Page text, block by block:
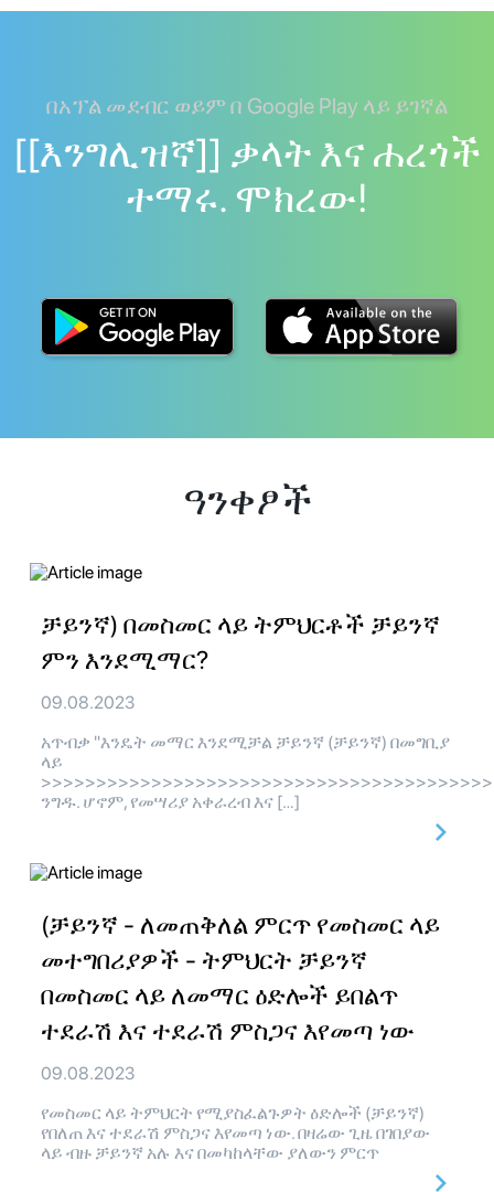
በአፕል መደብር ወይም በ Google Play ላይ ይገኛል
[[እንግሊዝኛ]] ቃላት እና ሐረጎች
ተማሩ. ሞክረው!
ዓንቀፆች
ቻይንኛ) በመስመር ላይ ትምህርቶች ቻይንኛ
ምን እንደሚማር?
09.08.2023
አጥብቃ "እንዴት መማር እንደሚቻል ቻይንኛ (ቻይንኛ) በመግቢያ
ላይ
ንግዱ. ሆኖም, የመሣሪያ አቀራረብ እና […]
(ቻይንኛ - ለመጠቅለል ምርጥ የመስመር ላይ
መተግበሪያዎች - ትምህርት ቻይንኛ
በመስመር ላይ ለመማር ዕድሎች ይበልጥ
ተደራሽ እና ተደራሽ ምስጋና እየመጣ ነው
09.08.2023
የመስመር ላይ ትምህርት የሚያስፈልጉዎት ዕድሎች (ቻይንኛ)
የበለጠ እና ተደራሽ ምስጋና እየመጣ ነው. በዛሬው ጊዜ በገበያው
ላይ ብዙ ቻይንኛ አሉ እና በመካከላቸው ያለውን ምርጥ